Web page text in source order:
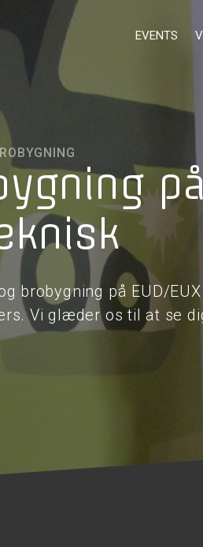
EVENTS
på
brobygning på EUD/
Vi glæder os til at se